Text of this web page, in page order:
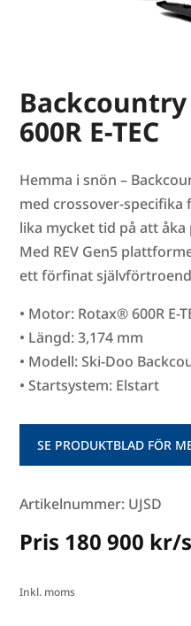
600R E-TEC
Hemma i snön –
med crossover-
lika mycket tid på att
Med REV Gen5
ett förfinat
• Motor: Rotax® 600R E-
• Längd: 3,174 mm
• Modell: Ski-Doo
• Startsystem: Elstart
SE PRODUKTBLAD FÖR
Artikelnummer: UJSD
Pris 180 900 kr/
Inkl. moms